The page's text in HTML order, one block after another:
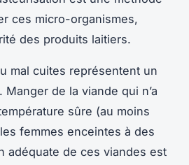
ces micro-organismes,
des produits laitiers.
mal cuites représentent un
de la viande qui n’a
sûre (au moins
femmes enceintes à des
adéquate de ces viandes est